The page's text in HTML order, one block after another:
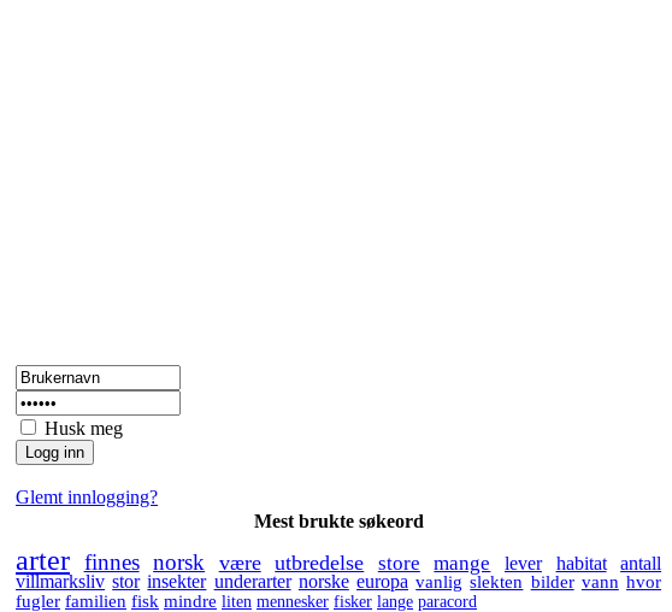
Husk meg
Glemt innlogging?
Mest brukte søkeord
arter finnes norsk være utbredelse store mange lever habitat
antall
villmarksliv stor insekter underarter norske europa vanlig slekten bilder vann hvor
fugler familien fisk mindre liten mennesker fisker lange paracord